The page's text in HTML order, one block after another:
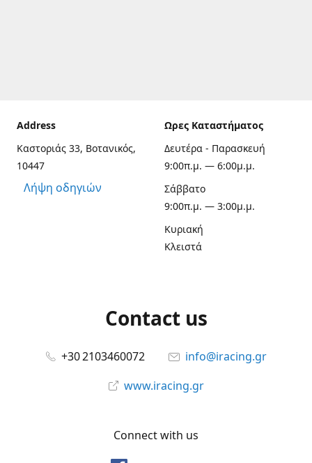
Address
Καστοριάς 33, Βοτανικός,
10447
Λήψη οδηγιών
Ωρες Καταστήματος
Δευτέρα - Παρασκευή
9:00π.μ. — 6:00μ.μ.
Σάββατο
9:00π.μ. — 3:00μ.μ.
Κυριακή
Κλειστά
Contact us
+30 2103460072
info@iracing.gr
www.iracing.gr
Connect with us